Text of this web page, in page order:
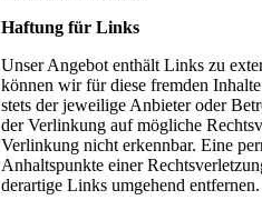
Haftung für Links
Unser Angebot enthält Links zu
können wir für diese fremden
stets der jeweilige Anbieter oder
der Verlinkung auf mögliche
Verlinkung nicht erkennbar. Eine
Anhaltspunkte einer
derartige Links umgehend entfernen.